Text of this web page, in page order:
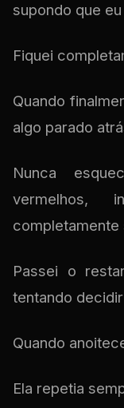
supondo que
Fiquei
Quando
algo parado
Nunca
vermelhos,
completamente
Passei o
tentando
Quando
Ela repetia